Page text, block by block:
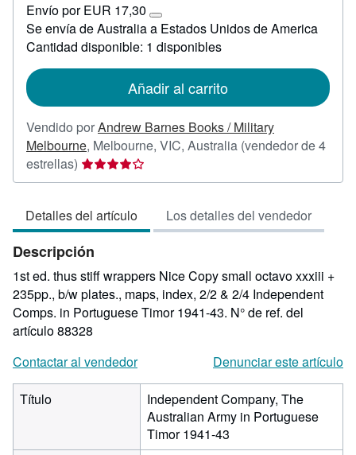
38,85
Envío por EUR 17,30
Más
información
sobre
tarifas
envío
Se envía de Australia a Estados Unidos de America
Cantidad disponible: 1 disponibles
Añadir al carrito
Vendido porAndrew Barnes Books / Military
Melbourne, Melbourne, VIC, Australia (vendedor de 4
estrellas) Calificación
del
4
de
5
estrellas
Detalles del artículo Los detalles del vendedor
Descripción
1st ed. thus stiff wrappers Nice Copy small octavo xxxiii +
235pp., b/w plates., maps, index, 2/2 & 2/4 Independent
Comps. in Portuguese Timor 1941-43. N° de ref. del
artículo 88328
Contactar al vendedor
Denunciar este artículo
Título
Independent Company, The
Australian Army in Portuguese
Timor 1941-43